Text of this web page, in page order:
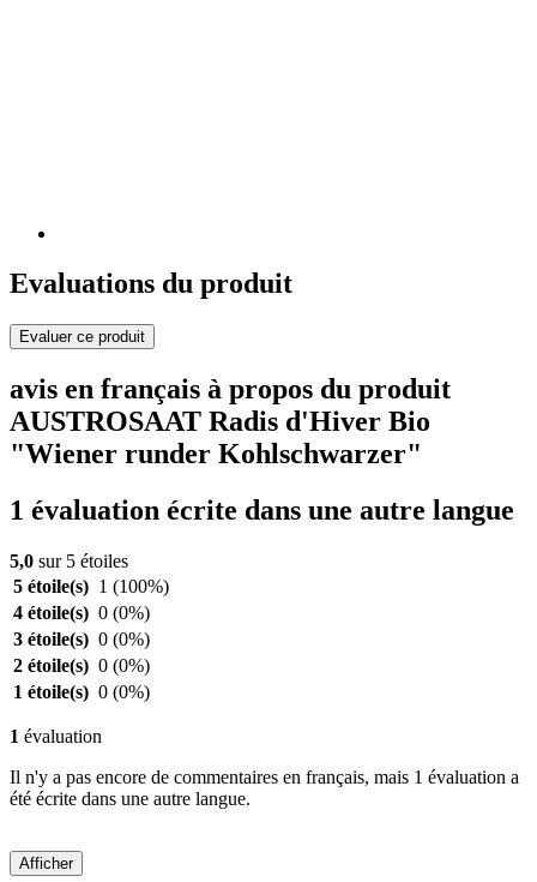
Evaluations du produit
Evaluer ce produit
avis en français à propos du produit
AUSTROSAAT Radis d'Hiver Bio
"Wiener runder Kohlschwarzer"
1 évaluation écrite dans une autre langue
5,0 sur 5 étoiles
5 étoile(s) 1 (100%)
4 étoile(s) 0 (0%)
3 étoile(s) 0 (0%)
2 étoile(s) 0 (0%)
1 étoile(s) 0 (0%)
1 évaluation
Il n'y a pas encore de commentaires en français, mais 1 évaluation a
été écrite dans une autre langue.
Afficher